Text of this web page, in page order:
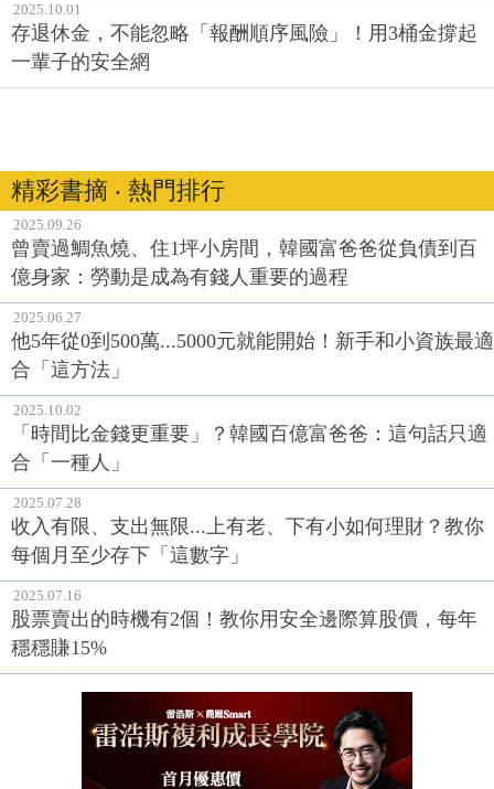
2025.10.01
存退休金，不能忽略「報酬順序風險」！用3桶金撐起
一輩子的安全網
精彩書摘 ‧ 熱門排行
2025.09.26
曾賣過鯛魚燒、住1坪小房間，韓國富爸爸從負債到百
億身家：勞動是成為有錢人重要的過程
2025.06.27
他5年從0到500萬...5000元就能開始！新手和小資族最適
合「這方法」
2025.10.02
「時間比金錢更重要」？韓國百億富爸爸：這句話只適
合「一種人」
2025.07.28
收入有限、支出無限...上有老、下有小如何理財？教你
每個月至少存下「這數字」
2025.07.16
股票賣出的時機有2個！教你用安全邊際算股價，每年
穩穩賺15%